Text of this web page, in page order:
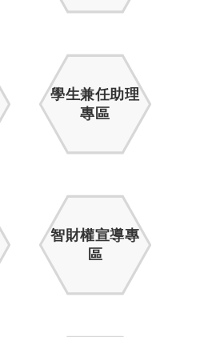
學生兼任助理
專區
智財權宣導專
區